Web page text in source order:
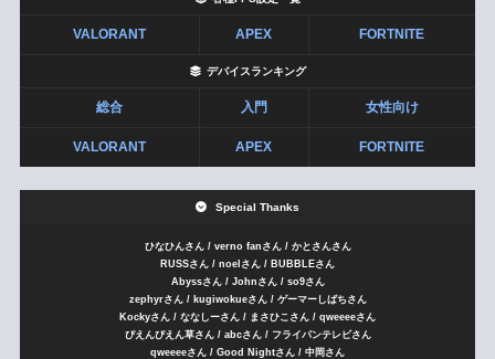
VALORANT APEX FORTNITE
デバイスランキング
総合 入門 女性向け
VALORANT APEX FORTNITE
Special Thanks
ひなひんさん / verno fanさん / かとさんさん
RUSSさん / noelさん / BUBBLEさん
Abyssさん / Johnさん / so9さん
zephyrさん / kugiwokueさん / ゲーマーしばちさん
Kockyさん / ななしーさん / まさひこさん / qweeeeさん
ぴえんぴえん草さん / abcさん / フライパンテレビさん
qweeeeさん / Good Nightさん / 中岡さん